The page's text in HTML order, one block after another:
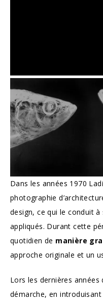
Dans les années 1970
photographie
design, ce qui le conduit
appliqués. Durant cette
quotidien de manière
approche originale et un
Lors les dernières
démarche, en